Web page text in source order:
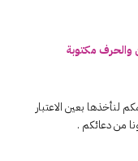
مكتوبة
لنأخذها بعين الاعتبار
من دعائكم .